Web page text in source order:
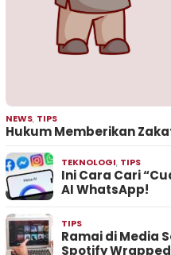
NEWS, TIPS
Hukum Memberikan
TEKNOLOGI, TIPS
Ini Cara Cari
AI WhatsApp!
TIPS
Ramai di Media
Spotify